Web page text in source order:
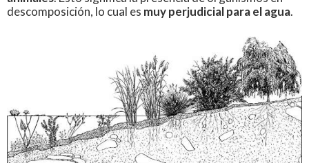
descomposición, lo cual es muy perjudicial para el agua.